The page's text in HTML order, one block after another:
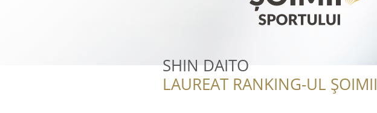
SHIN DAITO
LAUREAT RANKING-UL ȘOIMII